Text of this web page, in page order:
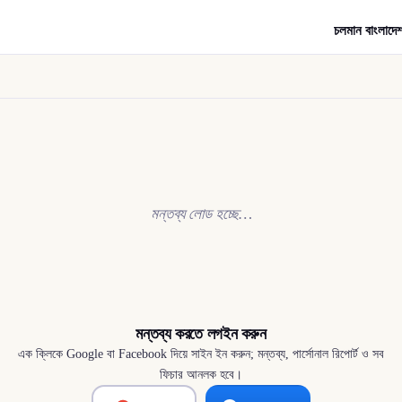
চলমান
মন্তব্য লোড হচ্ছে…
মন্তব্য করতে লগইন করুন
এক ক্লিকে Google বা Facebook দিয়ে সাইন ইন করুন; মন্তব্য, পার্সোনাল রিপোর্ট ও সব
ফিচার আনলক হবে।